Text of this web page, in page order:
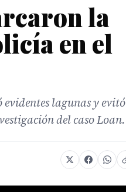
la
en el
lagunas y evitó
del caso Loan.